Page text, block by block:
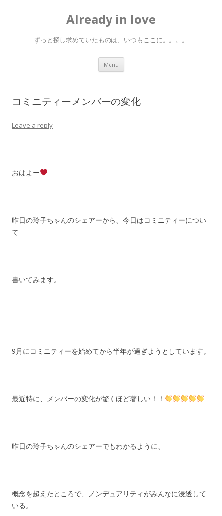
Already in love
ずっと探し求めていたものは、いつもここに。。。。
Menu Skip
content
コミニティーメンバーの変化
Leave a reply
おはよー
昨日の玲子ちゃんのシェアーから、今日はコミニティーについ
て
書いてみます。
9月にコミニティーを始めてから半年が過ぎようとしています。
最近特に、メンバーの変化が驚くほど著しい！！
昨日の玲子ちゃんのシェアーでもわかるように、
概念を超えたところで、ノンデュアリティがみんなに浸透して
いる。